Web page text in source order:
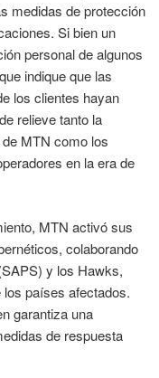
medidas de protección
Si bien un
personal de algunos
indique que las
los clientes hayan
relieve tanto la
MTN como los
en la era de
MTN activó sus
colaborando
y los Hawks,
los países afectados.
garantiza una
de respuesta